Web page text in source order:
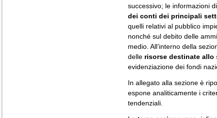
successivo; le informazioni
dei conti dei principali
quelli relativi al pubblico
nonché sul debito delle
medio. All’interno della
delle risorse destinate
evidenziazione dei fondi
In allegato alla sezione è
espone analiticamente i
tendenziali.